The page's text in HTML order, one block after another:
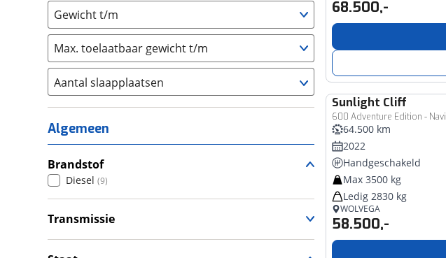
Gewicht t/m
Max. toelaatbaar gewicht t/m
Aantal slaapplaatsen
1 (0)
2 (4)
3 (0)
4 (3)
5 (1)
6+ (0)
Algemeen
Brandstof
Diesel (9)
Transmissie
Automatisch
68.500,-
Sunlight Cliff
600 Adventure Edition - Navi
64.500 km
2022
Handgeschakeld
Max 3500 kg
Ledig 2830 kg
WOLVEGA
58.500,-